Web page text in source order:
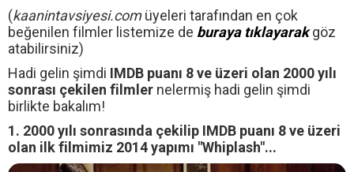
(kaanintavsiyesi.comüyeleri tarafından en çok
beğenilen filmler listemize de buraya tıklayarakgöz
atabilirsiniz)
Hadi gelin şimdi IMDB puanı 8 ve üzeri olan 2000 yılı
sonrası çekilen filmler nelermiş hadi gelin şimdi
birlikte bakalım!
1. 2000 yılı sonrasında çekilip IMDB puanı 8 ve üzeri
olan ilk filmimiz 2014 yapımı "Whiplash"...